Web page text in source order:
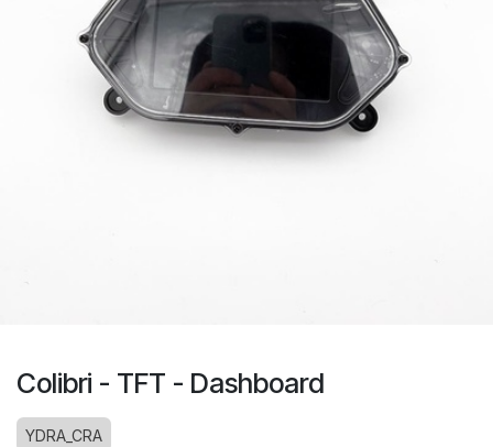
Colibri - TFT - Dashboard
YDRA_CRA